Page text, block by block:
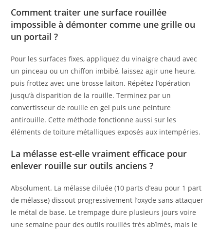
Comment traiter une surface rouillée
impossible à démonter comme une grille ou
un portail ?
Pour les surfaces fixes, appliquez du vinaigre chaud avec
un pinceau ou un chiffon imbibé, laissez agir une heure,
puis frottez avec une brosse laiton. Répétez l’opération
jusqu’à disparition de la rouille. Terminez par un
convertisseur de rouille en gel puis une peinture
antirouille. Cette méthode fonctionne aussi sur les
éléments de toiture métalliques exposés aux intempéries.
La mélasse est-elle vraiment efficace pour
enlever rouille sur outils anciens ?
Absolument. La mélasse diluée (10 parts d’eau pour 1 part
de mélasse) dissout progressivement l’oxyde sans attaquer
le métal de base. Le trempage dure plusieurs jours voire
une semaine pour des outils rouillés très abîmés, mais le